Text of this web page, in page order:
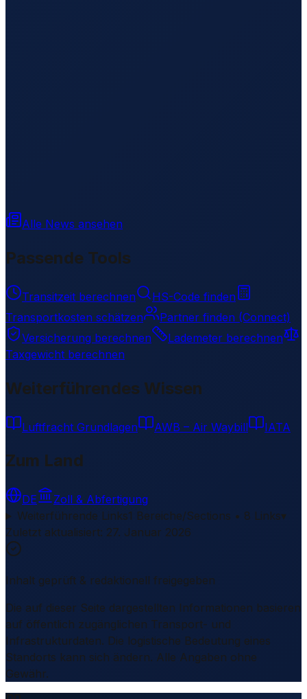
Alle News ansehen
Passende Tools
Transitzeit berechnen
HS-Code finden
Transportkosten schätzen
Partner finden (Connect)
Versicherung berechnen
Lademeter berechnen
Taxgewicht berechnen
Weiterführendes Wissen
Luftfracht Grundlagen AWB – Air Waybill IATA
Zum Land
DE
Zoll & Abfertigung
Weiterführende Links1 Bereiche/Sections • 8 Links▾
Zuletzt aktualisiert: 27. Januar 2026
Inhalt geprüft & redaktionell freigegeben
Die auf dieser Seite dargestellten Informationen basieren
auf öffentlich zugänglichen Transport- und
Infrastrukturdaten. Die logistische Bedeutung eines
Standorts kann sich ändern. Alle Angaben ohne
Gewähr.